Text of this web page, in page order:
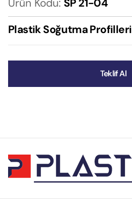
Plastik Soğutma Profilleri
Teklif Al